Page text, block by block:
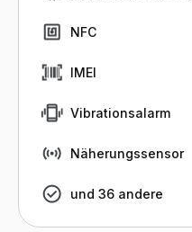
NFC
IMEI
Vibrationsalarm
Näherungssensor
und 36 andere